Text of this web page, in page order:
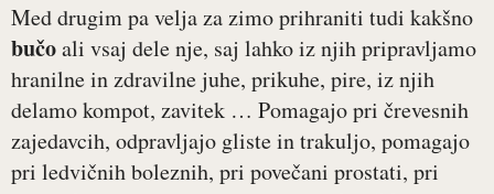
Med drugim pa velja za zimo prihraniti tudi kakšno
bučoali vsaj dele nje, saj lahko iz njih pripravljamo
hranilne in zdravilne juhe, prikuhe, pire, iz njih
delamo kompot, zavitek … Pomagajo pri črevesnih
zajedavcih, odpravljajo gliste in trakuljo, pomagajo
pri ledvičnih boleznih, pri povečani prostati, pri